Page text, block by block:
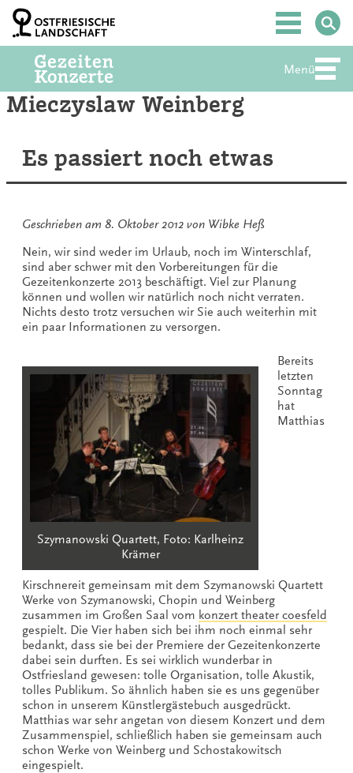
Zum
Inhalt
springen
Hauptmenü
Menü
Mieczyslaw Weinberg
Es passiert noch etwas
Geschrieben am 8. Oktober 2012 von Wibke Heß
Nein, wir sind weder im Urlaub, noch im Winterschlaf,
sind aber schwer mit den Vorbereitungen für die
Gezeitenkonzerte 2013 beschäftigt. Viel zur Planung
können und wollen wir natürlich noch nicht verraten.
Nichts desto trotz versuchen wir Sie auch weiterhin mit
ein paar Informationen zu versorgen.
Szymanowski Quartett, Foto: Karlheinz
Krämer
Bereits
letzten
Sonntag
hat
Matthias
Kirschnereit gemeinsam mit dem Szymanowski Quartett
Werke von Szymanowski, Chopin und Weinberg
zusammen im Großen Saal vom konzert theater coesfeld
gespielt. Die Vier haben sich bei ihm noch einmal sehr
bedankt, dass sie bei der Premiere der Gezeitenkonzerte
dabei sein durften. Es sei wirklich wunderbar in
Ostfriesland gewesen: tolle Organisation, tolle Akustik,
tolles Publikum. So ähnlich haben sie es uns gegenüber
schon in unserem Künstlergästebuch ausgedrückt.
Matthias war sehr angetan von diesem Konzert und dem
Zusammenspiel, schließlich haben sie gemeinsam auch
schon Werke von Weinberg und Schostakowitsch
eingespielt.